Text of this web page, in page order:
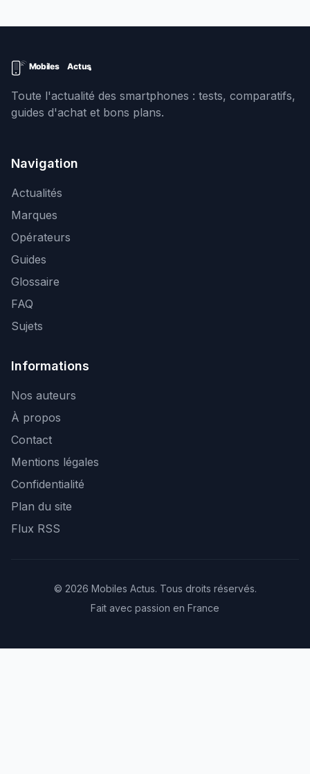
Toute l'actualité des smartphones : tests, comparatifs,
guides d'achat et bons plans.
Navigation
Actualités
Marques
Opérateurs
Guides
Glossaire
FAQ
Sujets
Informations
Nos auteurs
À propos
Contact
Mentions légales
Confidentialité
Plan du site
Flux RSS
© 2026 Mobiles Actus. Tous droits réservés.
Fait avec passion en France